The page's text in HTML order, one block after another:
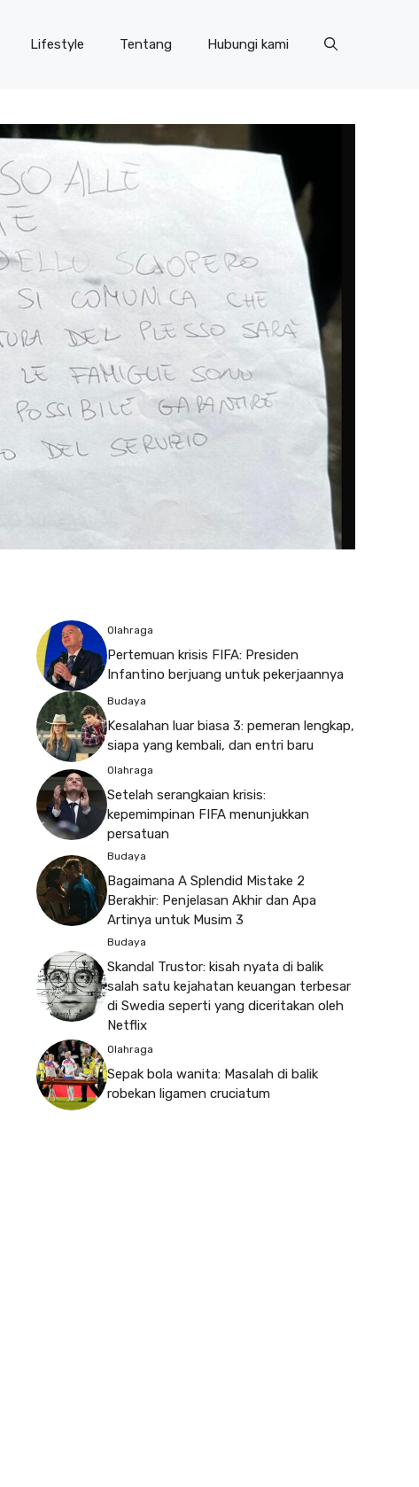
Lifestyle Tentang Hubungi kami
Olahraga
Pertemuan krisis FIFA: Presiden
Infantino berjuang untuk pekerjaannya
Budaya
Kesalahan luar biasa 3: pemeran lengkap,
siapa yang kembali, dan entri baru
Olahraga
Setelah serangkaian krisis:
kepemimpinan FIFA menunjukkan
persatuan
Budaya
Bagaimana A Splendid Mistake 2
Berakhir: Penjelasan Akhir dan Apa
Artinya untuk Musim 3
Budaya
Skandal Trustor: kisah nyata di balik
salah satu kejahatan keuangan terbesar
di Swedia seperti yang diceritakan oleh
Netflix
Olahraga
Sepak bola wanita: Masalah di balik
robekan ligamen cruciatum